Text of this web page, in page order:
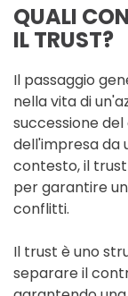
QUALI
IL TRUST?
Il passaggio
nella vita di
successione
dell'impresa da
contesto, il
per garantire
conflitti.
Il trust è uno
separare il